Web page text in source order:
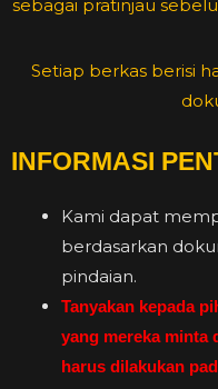
sebagai pratinjau
Setiap berkas berisi
INFORMASI
Kami dapat
berdasarkan
pindaian.
Tanyakan kepada
yang mereka minta
harus dilakukan